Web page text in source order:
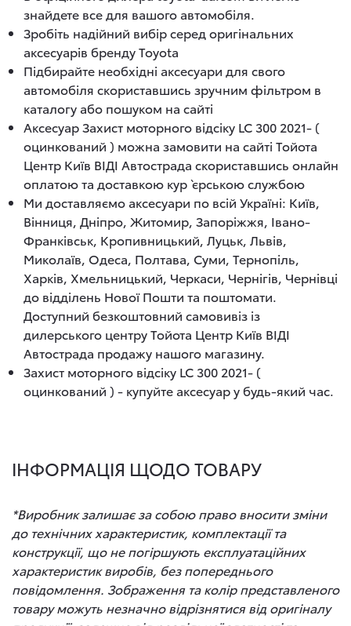
знайдете все для вашого автомобіля.
Зробіть надійний вибір серед оригінальних
аксесуарів бренду Toyota
Підбирайте необхідні аксесуари для свого
автомобіля скориставшись зручним фільтром в
каталогу або пошуком на сайті
Аксесуар Захист моторного відсіку LC 300 2021- (
оцинкований ) можна замовити на сайті Тойота
Центр Київ ВІДІ Автострада скориставшись онлайн
оплатою та доставкою кур`єрською службою
Ми доставляємо аксесуари по всій Україні: Київ,
Вінниця, Дніпро, Житомир, Запоріжжя, Івано-
Франківськ, Кропивницький, Луцьк, Львів,
Миколаїв, Одеса, Полтава, Суми, Тернопіль,
Харків, Хмельницький, Черкаси, Чернігів, Чернівці
до відділень Нової Пошти та поштомати.
Доступний безкоштовний самовивіз із
дилерського центру Тойота Центр Київ ВІДІ
Автострада продажу нашого магазину.
Захист моторного відсіку LC 300 2021- (
оцинкований ) - купуйте аксесуар у будь-який час.
ІНФОРМАЦІЯ ЩОДО ТОВАРУ
*Виробник залишає за собою право вносити зміни
до технічних характеристик, комплектації та
конструкції, що не погіршують експлуатаційних
характеристик виробів, без попереднього
повідомлення. Зображення та колір представленого
товару можуть незначно відрізнятися від оригіналу